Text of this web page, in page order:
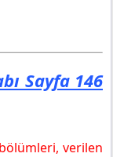
Sayfa 146
verilen